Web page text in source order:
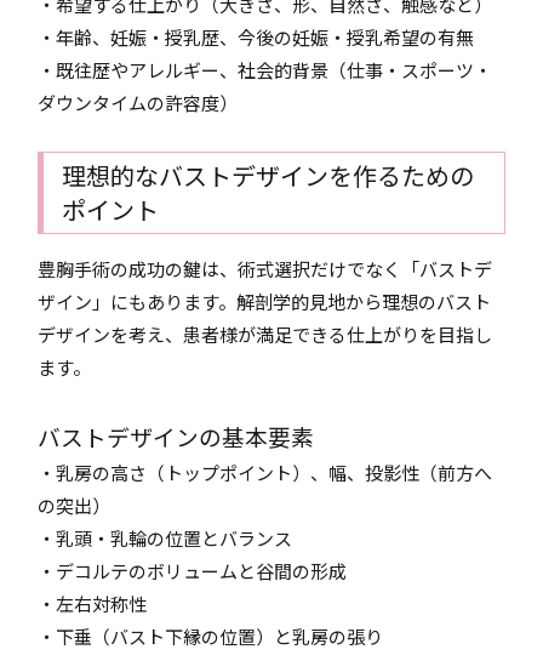
・年齢、妊娠・授乳歴、今後の妊娠・授乳希望の有無
・既往歴やアレルギー、社会的背景（仕事・スポーツ・
ダウンタイムの許容度）
理想的なバストデザインを作るための
ポイント
豊胸手術の成功の鍵は、術式選択だけでなく「バストデ
ザイン」にもあります。解剖学的見地から理想のバスト
デザインを考え、患者様が満足できる仕上がりを目指し
ます。
バストデザインの基本要素
・乳房の高さ（トップポイント）、幅、投影性（前方へ
の突出）
・乳頭・乳輪の位置とバランス
・デコルテのボリュームと谷間の形成
・左右対称性
・下垂（バスト下縁の位置）と乳房の張り